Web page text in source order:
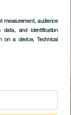
measurement, audience
data, and identification
on a device, Technical
by